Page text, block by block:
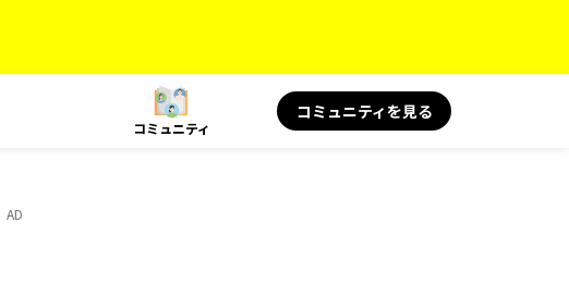
コミュニティ
コミュニティを見る
AD